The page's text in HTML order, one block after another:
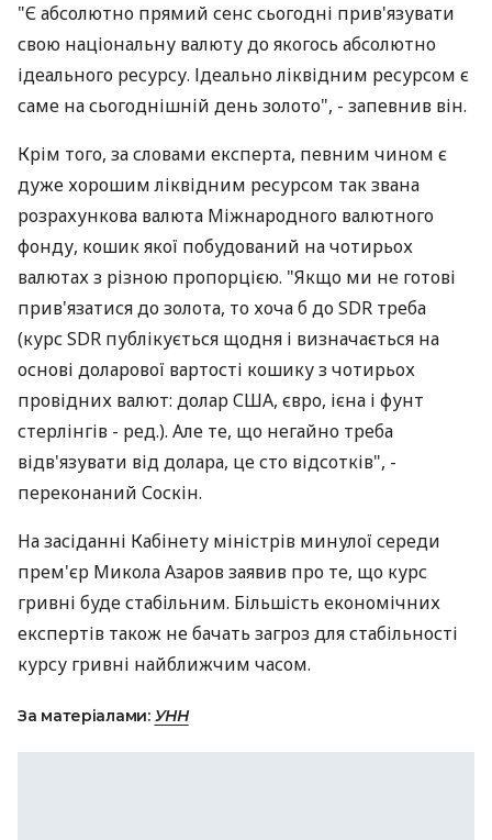
"Є абсолютно прямий сенс сьогодні прив'язувати
свою національну валюту до якогось абсолютно
ідеального ресурсу. Ідеально ліквідним ресурсом є
саме на сьогоднішній день золото", - запевнив він.
Крім того, за словами експерта, певним чином є
дуже хорошим ліквідним ресурсом так звана
розрахункова валюта Міжнародного валютного
фонду, кошик якої побудований на чотирьох
валютах з різною пропорцією. "Якщо ми не готові
прив'язатися до золота, то хоча б до SDR треба
(курс SDR публікується щодня і визначається на
основі доларової вартості кошику з чотирьох
провідних валют: долар США, євро, ієна і фунт
стерлінгів - ред.). Але те, що негайно треба
відв'язувати від долара, це сто відсотків", -
переконаний Соскін.
На засіданні Кабінету міністрів минулої середи
прем'єр Микола Азаров заявив про те, що курс
гривні буде стабільним. Більшість економічних
експертів також не бачать загроз для стабільності
курсу гривні найближчим часом.
За матеріалами: УНН